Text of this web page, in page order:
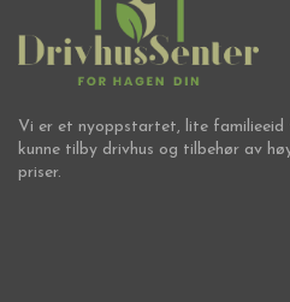
Vi er et nyoppstartet, lite familieeid
kunne tilby drivhus og tilbehør av
priser.